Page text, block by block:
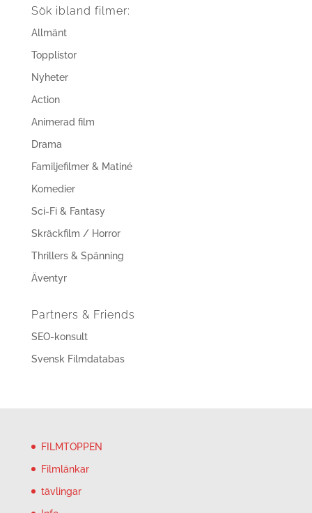
Sök ibland filmer:
Allmänt
Topplistor
Nyheter
Action
Animerad film
Drama
Familjefilmer & Matiné
Komedier
Sci-Fi & Fantasy
Skräckfilm / Horror
Thrillers & Spänning
Äventyr
Partners & Friends
SEO-konsult
Svensk Filmdatabas
FILMTOPPEN
Filmlänkar
tävlingar